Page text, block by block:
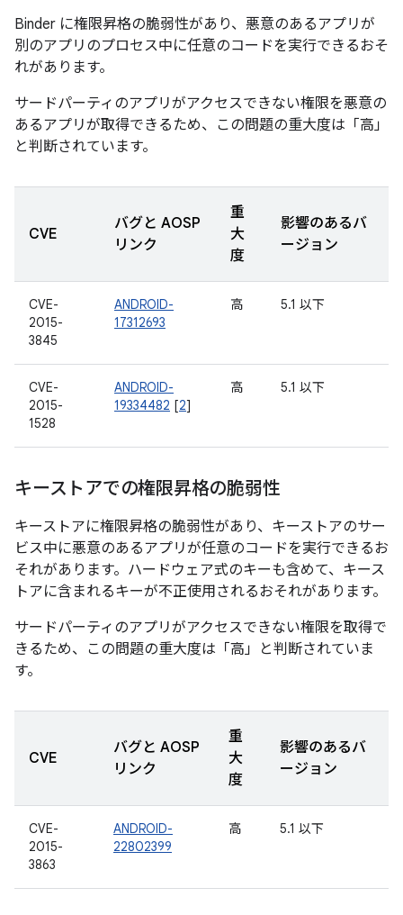
Binder に権限昇格の脆弱性があり、悪意のあるアプリが
別のアプリのプロセス中に任意のコードを実行できるおそ
れがあります。
サードパーティのアプリがアクセスできない権限を悪意の
あるアプリが取得できるため、この問題の重大度は「高」
と判断されています。
CVE
バグと AOSP
リンク
重
大
度
影響のあるバ
ージョン
CVE-
2015-
3845
ANDROID-
17312693
高 5.1 以下
CVE-
2015-
1528
ANDROID-
19334482 [2]
高 5.1 以下
キーストアでの権限昇格の脆弱性
キーストアに権限昇格の脆弱性があり、キーストアのサー
ビス中に悪意のあるアプリが任意のコードを実行できるお
それがあります。ハードウェア式のキーも含めて、キース
トアに含まれるキーが不正使用されるおそれがあります。
サードパーティのアプリがアクセスできない権限を取得で
きるため、この問題の重大度は「高」と判断されていま
す。
CVE
バグと AOSP
リンク
重
大
度
影響のあるバ
ージョン
CVE-
2015-
3863
ANDROID-
22802399
高 5.1 以下